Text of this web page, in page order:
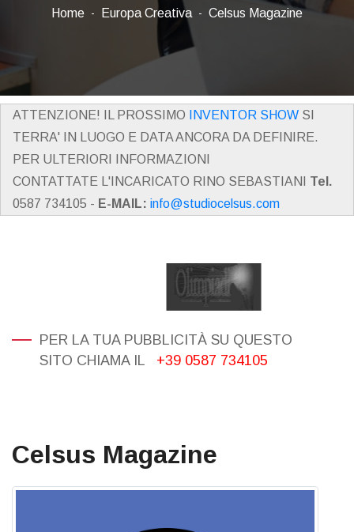
Home Europa Creativa Celsus Magazine
ATTENZIONE! IL PROSSIMO INVENTOR SHOW SI
TERRA' IN LUOGO E DATA ANCORA DA DEFINIRE.
PER ULTERIORI INFORMAZIONI
CONTATTATE L'INCARICATO RINO SEBASTIANI Tel.
0587 734105 - E-MAIL: info@studiocelsus.com
PER LA TUA PUBBLICITÀ SU QUESTO
SITO CHIAMA IL
+39 0587 734105
Celsus Magazine